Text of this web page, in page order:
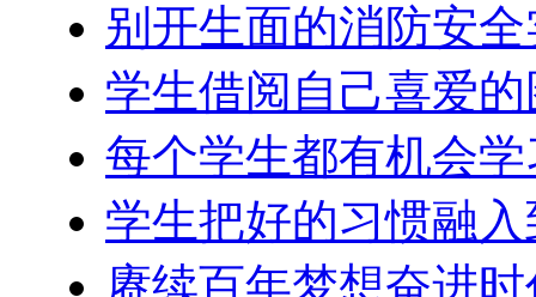
别开生面的消防安
学生借阅自己喜爱
每个学生都有机会
学生把好的习惯融
赓续百年梦想奋进